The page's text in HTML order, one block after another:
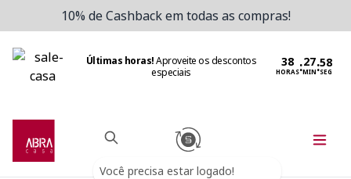
10% de Cashback em todas as compras!
Últimas horas!Aproveite os descontos
especiais
HORAS:MIN:SEG
Você precisa estar logado!